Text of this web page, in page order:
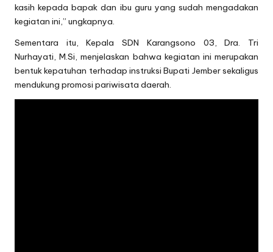
kasih kepada bapak dan ibu guru yang sudah mengadakan
kegiatan ini,” ungkapnya.
Sementara itu, Kepala SDN Karangsono 03, Dra. Tri
Nurhayati, M.Si, menjelaskan bahwa kegiatan ini merupakan
bentuk kepatuhan terhadap instruksi Bupati Jember sekaligus
mendukung promosi pariwisata daerah.